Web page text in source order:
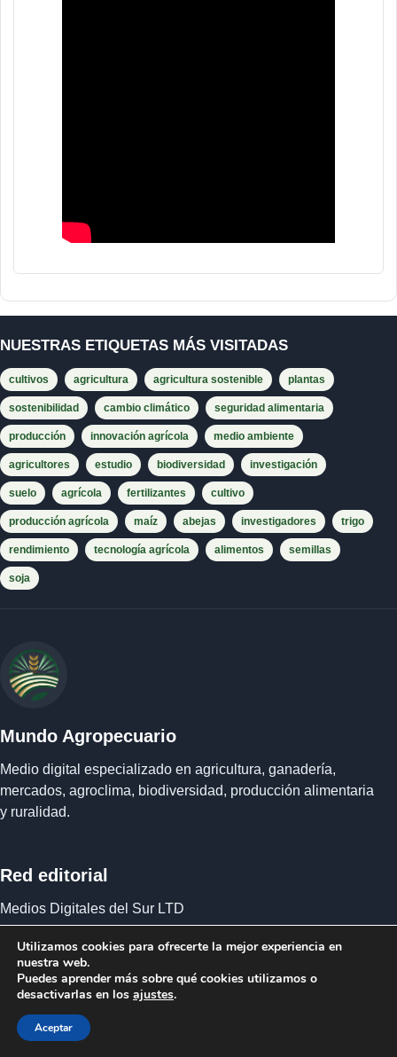
NUESTRAS ETIQUETAS MÁS VISITADAS
cultivos agricultura agricultura sostenible plantas
sostenibilidad cambio climático seguridad alimentaria
producción innovación agrícola medio ambiente
agricultores estudio biodiversidad investigación
suelo agrícola fertilizantes cultivo
producción agrícola maíz abejas investigadores trigo
rendimiento tecnología agrícola alimentos semillas
soja
Mundo Agropecuario
Medio digital especializado en agricultura, ganadería,
mercados, agroclima, biodiversidad, producción alimentaria
y ruralidad.
Red editorial
Medios Digitales del Sur LTD
Quiénes somosEquipo editorialResponsabilidad editorial
ContactoPolítica de privacidad y cookies
Condiciones del servicio
Publicado por MEDIOS DIGITALES DEL SUR LTD ·
Empresa registrada en Inglaterra y Gales.
Utilizamos cookies para ofrecerte la mejor experiencia en
nuestra web.
Puedes aprender más sobre qué cookies utilizamos o
desactivarlas en los ajustes.
Aceptar